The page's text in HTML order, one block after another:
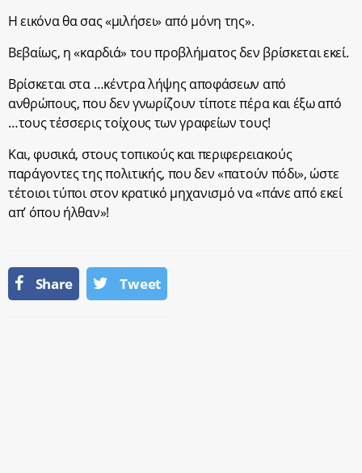
Η εικόνα θα σας «μιλήσει» από μόνη της».
Βεβαίως, η «καρδιά» του προβλήματος δεν βρίσκεται εκεί.
Βρίσκεται στα …κέντρα λήψης αποφάσεων από
ανθρώπους, που δεν γνωρίζουν τίποτε πέρα και έξω από
…τους τέσσερις τοίχους των γραφείων τους!
Και, φυσικά, στους τοπικούς και περιφερειακούς
παράγοντες της πολιτικής, που δεν «πατούν πόδι», ώστε
τέτοιοι τύποι στον κρατικό μηχανισμό να «πάνε από εκεί
απ’ όπου ήλθαν»!
Share Tweet